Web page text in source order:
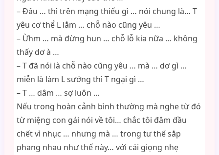
– Đâu … thì trên mạng thiếu gì … nói chung là… T
yêu cơ thể L lắm … chỗ nào cũng yêu …
– Ừhm … mà đừng hun … chỗ lỗ kia nữa … không
thấy dơ à …
– T đã nói là chỗ nào cũng yêu … mà … dơ gì …
miễn là làm L sướng thì T ngại gì …
– T … dâm … sợ luôn …
Nếu trong hoàn cảnh bình thường mà nghe từ đó
từ miệng con gái nói về tôi… chắc tôi đâm đầu
chết vì nhục … nhưng mà … trong tư thế sắp
phang nhau như thế này… với cái giọng nhẹ